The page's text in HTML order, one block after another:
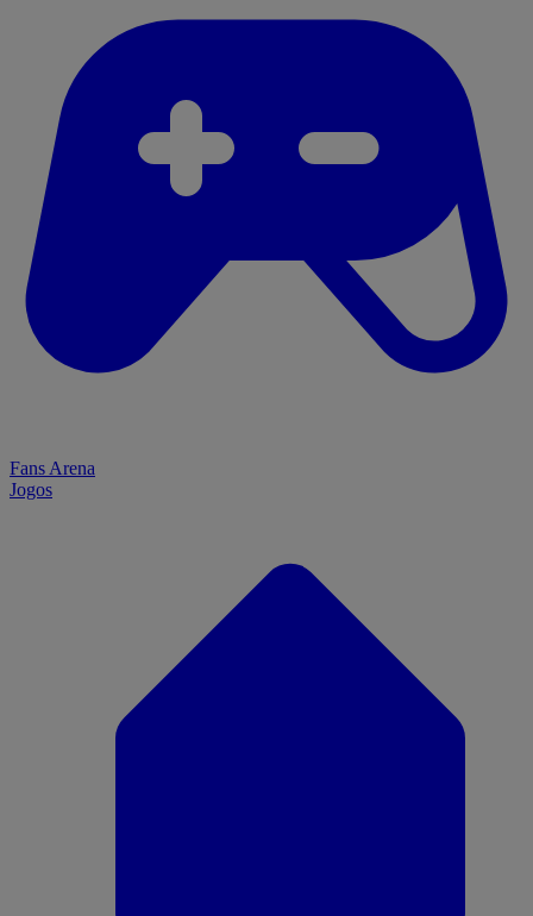
Fans Arena
Jogos